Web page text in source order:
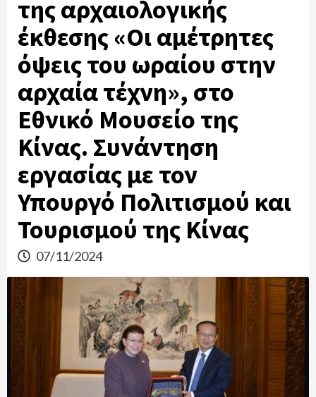
της αρχαιολογικής
έκθεσης «Οι αμέτρητες
όψεις του ωραίου στην
αρχαία τέχνη», στο
Εθνικό Μουσείο της
Κίνας. Συνάντηση
εργασίας με τον
Υπουργό Πολιτισμού και
Τουρισμού της Κίνας
07/11/2024